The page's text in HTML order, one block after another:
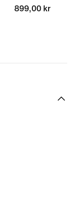
899,00 kr
899,00 kr